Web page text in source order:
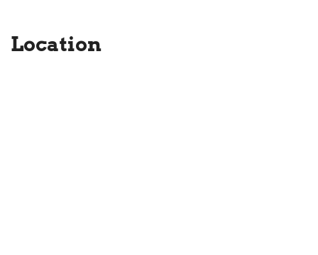
Location